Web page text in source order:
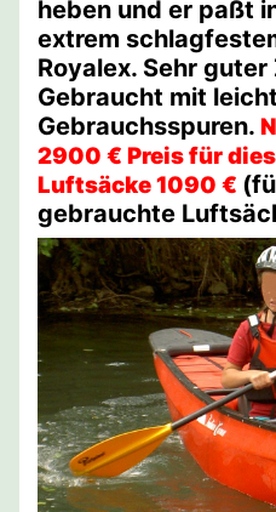
heben und er paßt
extrem
Royalex. Sehr
Gebraucht mit
Gebrauchsspuren.
2900 € Preis für
Luftsäcke 1090 €
gebrauchte